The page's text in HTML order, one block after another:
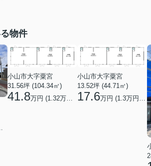
物件
小山市大字粟宮
31.56坪 (104.34㎡)
41.8万円 (1.32万円/坪)
小山市大字粟宮
13.52坪 (44.71㎡)
17.6万円 (1.3万円/坪)